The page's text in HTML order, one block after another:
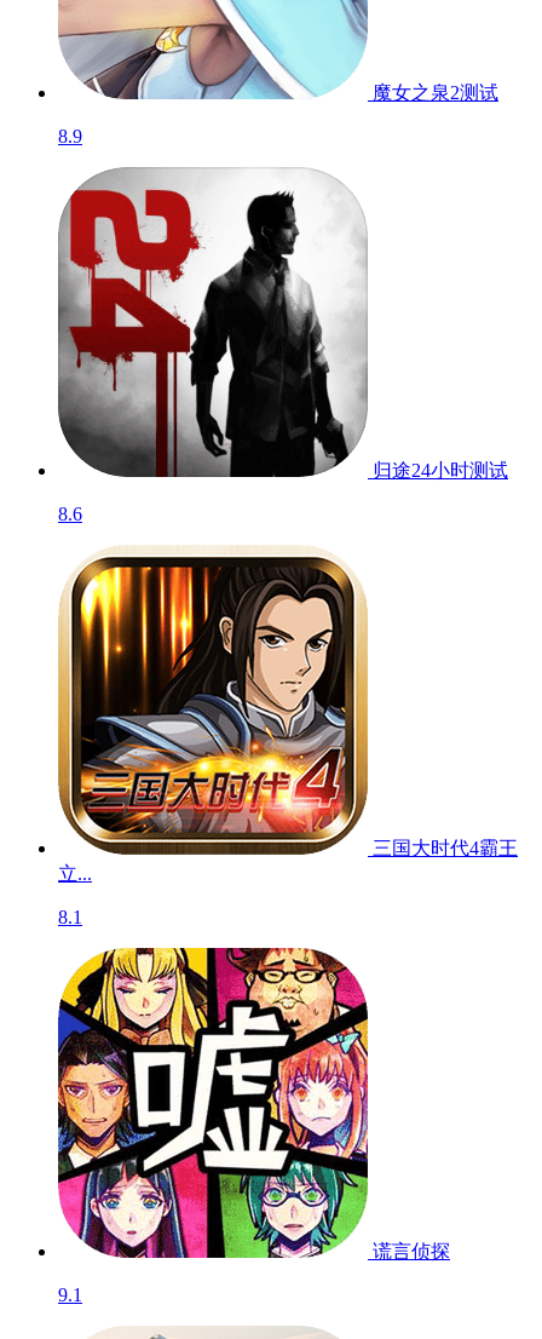
魔女之泉2测试
8.9
归途24小时测试
8.6
三国大时代4霸王
立...
8.1
谎言侦探
9.1